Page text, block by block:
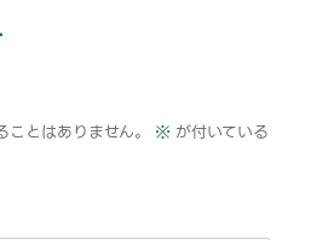
とはありません。 ※ が付いている